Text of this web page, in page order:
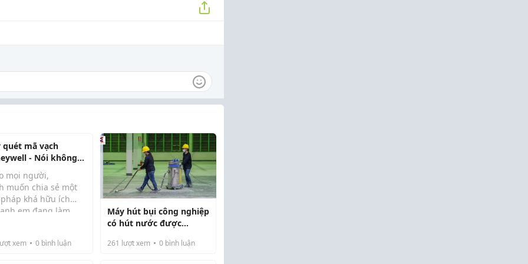
quét mã vạch
- Nói không
sai sót tồn kho, tiết
thời gian kiểm
mọi người,
muốn chia sẻ một
khá hữu ích
em đang làm
thiết bị cũ nên
xem 0 bình luận
Máy hút bụi công nghiệp
có hút nước được
261 lượt xem 0bình luận